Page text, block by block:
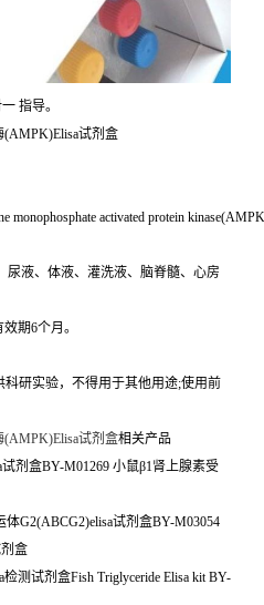
指导。
试剂盒
monophosphate activated protein
尿液、体液、灌洗液、脑脊髓、心房
期6个月。
研实验，不得用于其他用途;使用前
试剂盒相关产品
剂盒BY-M01269 小鼠β1肾上腺素受
G2(ABCG2)elisa试剂盒BY-M03054
盒
测试剂盒Fish Triglyceride Elisa kit BY-